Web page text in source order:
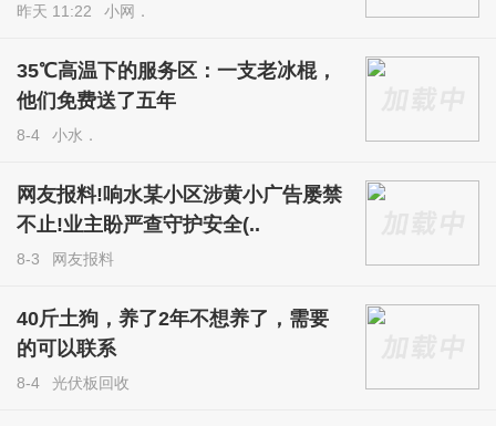
昨天 11:22 小网．
35℃高温下的服务区：一支老冰棍，
他们免费送了五年
8-4 小水．
网友报料!响水某小区涉黄小广告屡禁
不止!业主盼严查守护安全(..
8-3 网友报料
40斤土狗，养了2年不想养了，需要
的可以联系
8-4 光伏板回收